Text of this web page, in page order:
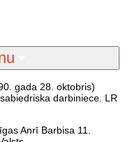
gada 28. oktobris)
darbiniece. LR
Anrī Barbisa 11.